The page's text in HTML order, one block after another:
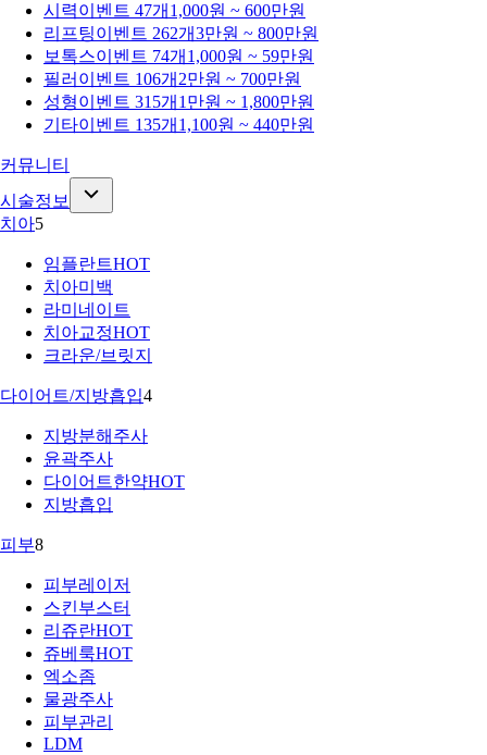
시력이벤트 47개 1,000원 ~ 600만원
리프팅이벤트 262개3만원 ~ 800만원
보톡스이벤트 74개 1,000원 ~ 59만원
필러 이벤트 106개 2만원 ~ 700만원
성형이벤트 315개 1만원 ~ 1,800만원
기타이벤트 135개 1,100원 ~ 440만원
커뮤니티
시술정보
치아5
임플란트HOT
치아미백
라미네이트
치아교정HOT
크라운/브릿지
다이어트/지방흡입4
지방분해주사
윤곽주사
다이어트한약HOT
지방흡입
피부8
피부레이저
스킨부스터
리쥬란HOT
쥬베룩HOT
엑소좀
물광주사
피부관리
LDM